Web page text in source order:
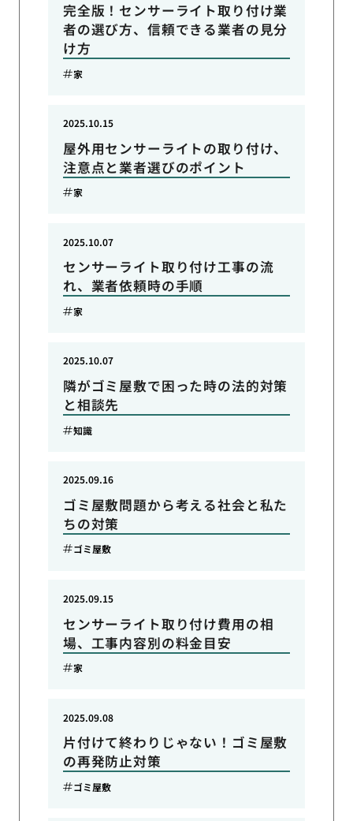
完全版！センサーライト取り付け業
者の選び方、信頼できる業者の見分
け方
家
屋外用センサーライトの取り付け、
注意点と業者選びのポイント
2025.10.15
家
センサーライト取り付け工事の流
れ、業者依頼時の手順
2025.10.07
家
隣がゴミ屋敷で困った時の法的対策
と相談先
2025.10.07
知識
ゴミ屋敷問題から考える社会と私た
ちの対策
2025.09.16
ゴミ屋敷
センサーライト取り付け費用の相
場、工事内容別の料金目安
2025.09.15
家
片付けて終わりじゃない！ゴミ屋敷
の再発防止対策
2025.09.08
ゴミ屋敷